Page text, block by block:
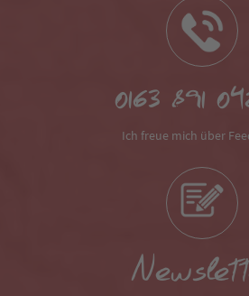
0163 891
Ich freue mich über